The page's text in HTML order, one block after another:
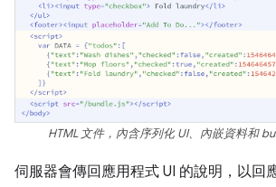
HTML 文件，內含序列化 UI、內嵌資料和
伺服器會傳回應用程式 UI 的說明，以回